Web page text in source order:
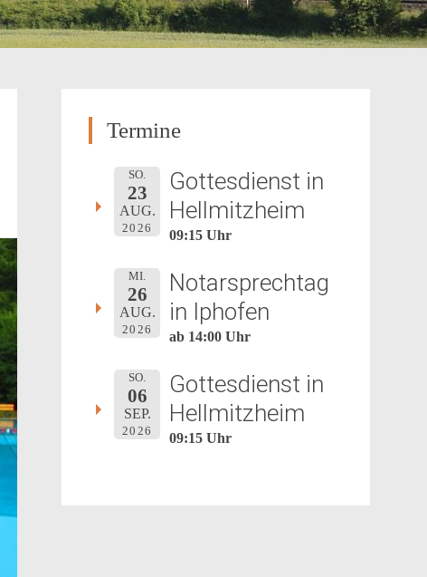
Termine
SO.
23
AUG.
2026
Gottesdienst in
Hellmitzheim
09:15 Uhr
MI.
26
AUG.
2026
Notarsprechtag
in Iphofen
ab 14:00 Uhr
SO.
06
SEP.
2026
Gottesdienst in
Hellmitzheim
09:15 Uhr